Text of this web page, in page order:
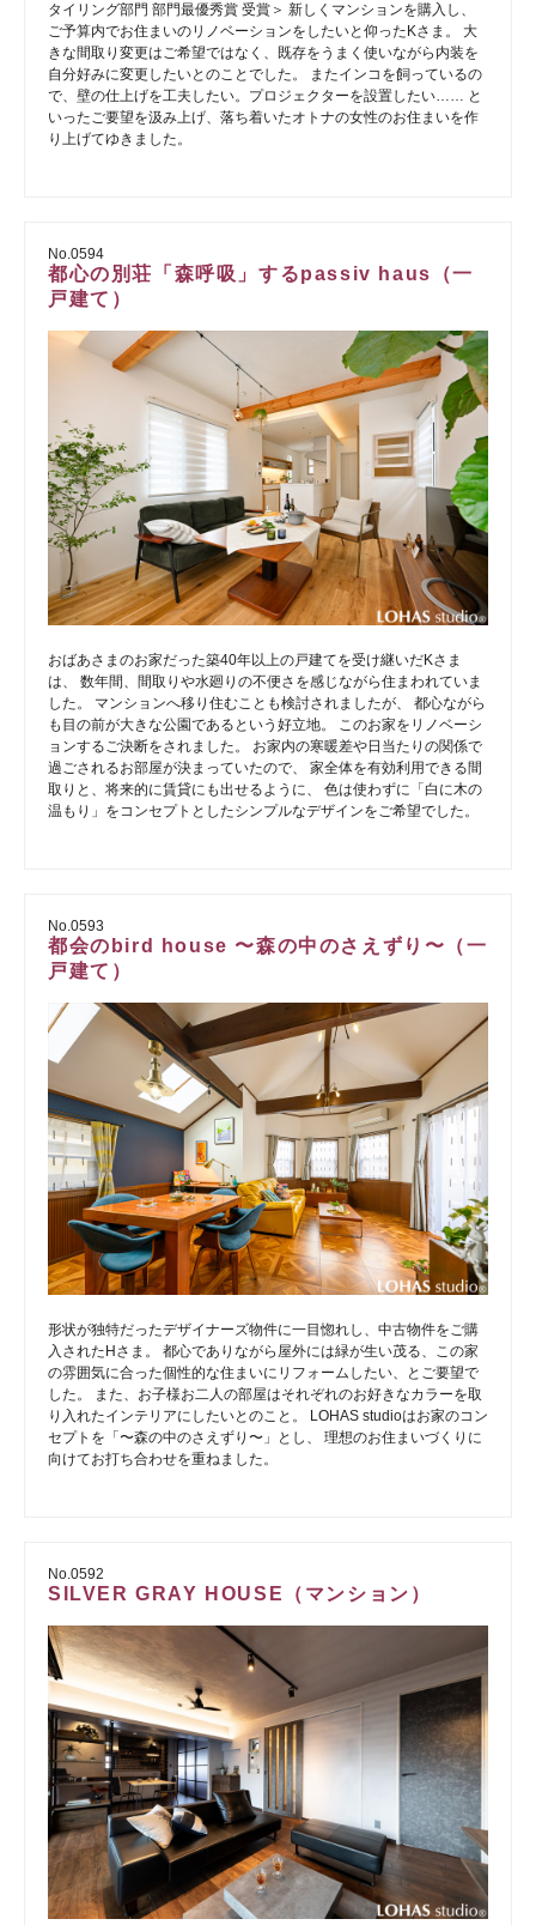
タイリング部門 部門最優秀賞 受賞＞ 新しくマンションを購入し、
ご予算内でお住まいのリノベーションをしたいと仰ったKさま。 大
きな間取り変更はご希望ではなく、既存をうまく使いながら内装を
自分好みに変更したいとのことでした。 またインコを飼っているの
で、壁の仕上げを工夫したい。プロジェクターを設置したい…… と
いったご要望を汲み上げ、落ち着いたオトナの女性のお住まいを作
り上げてゆきました。
No.0594
都心の別荘「森呼吸」するpassiv haus（一
戸建て）
おばあさまのお家だった築40年以上の戸建てを受け継いだKさま
は、 数年間、間取りや水廻りの不便さを感じながら住まわれていま
した。 マンションへ移り住むことも検討されましたが、 都心ながら
も目の前が大きな公園であるという好立地。 このお家をリノベーシ
ョンするご決断をされました。 お家内の寒暖差や日当たりの関係で
過ごされるお部屋が決まっていたので、 家全体を有効利用できる間
取りと、将来的に賃貸にも出せるように、 色は使わずに「白に木の
温もり」をコンセプトとしたシンプルなデザインをご希望でした。
No.0593
都会のbird house 〜森の中のさえずり〜（一
戸建て）
形状が独特だったデザイナーズ物件に一目惚れし、中古物件をご購
入されたHさま。 都心でありながら屋外には緑が生い茂る、この家
の雰囲気に合った個性的な住まいにリフォームしたい、とご要望で
した。 また、お子様お二人の部屋はそれぞれのお好きなカラーを取
り入れたインテリアにしたいとのこと。 LOHAS studioはお家のコン
セプトを「〜森の中のさえずり〜」とし、 理想のお住まいづくりに
向けてお打ち合わせを重ねました。
No.0592
SILVER GRAY HOUSE（マンション）